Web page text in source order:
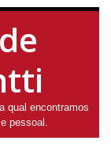
qual encontramos
pessoal.